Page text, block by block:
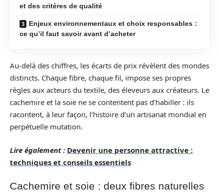
et des critères de qualité
Enjeux environnementaux et choix responsables :
ce qu’il faut savoir avant d’acheter
Au-delà des chiffres, les écarts de prix révèlent des mondes
distincts. Chaque fibre, chaque fil, impose ses propres
règles aux acteurs du textile, des éleveurs aux créateurs. Le
cachemire et la soie ne se contentent pas d’habiller : ils
racontent, à leur façon, l’histoire d’un artisanat mondial en
perpétuelle mutation.
Lire également : Devenir une personne attractive :
techniques et conseils essentiels
Cachemire et soie : deux fibres naturelles